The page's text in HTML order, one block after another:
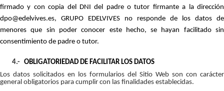
firmado y con copia del DNI del padre o tutor firmante a la dirección
dpo@edelvives.es, GRUPO EDELVIVES no responde de los datos de
menores que sin poder conocer este hecho, se hayan facilitado sin
consentimiento de padre o tutor.
4.- OBLIGATORIEDAD DE FACILITAR LOS DATOS
Los datos solicitados en los formularios del Sitio Web son con carácter
general obligatorios para cumplir con las finalidades establecidas.